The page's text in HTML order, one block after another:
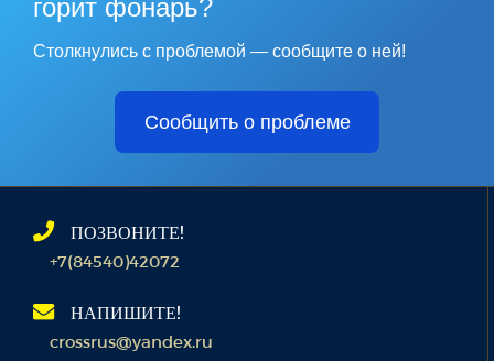
горит фонарь?
Столкнулись с проблемой — сообщите о ней!
Сообщить о проблеме
ПОЗВОНИТЕ!
+7(84540)42072
НАПИШИТЕ!
crossrus@yandex.ru